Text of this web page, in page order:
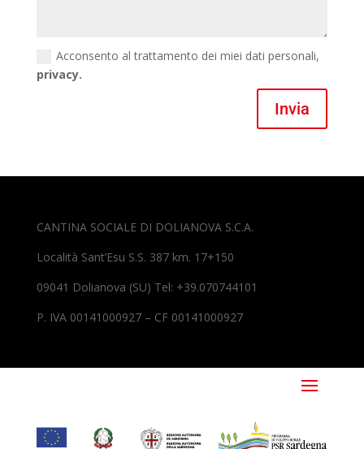
Acconsento al trattamento dei miei dati personali,
privacy.
Invia
CANTINA SOCIALE DI DOLIANOVA S.C.A.
Località Sant’Esu S.S. 387 km. 17+150
09041 Dolianova (SU) Tel: +39.070744101
P. IVA 00141000927 – CF 00141000927